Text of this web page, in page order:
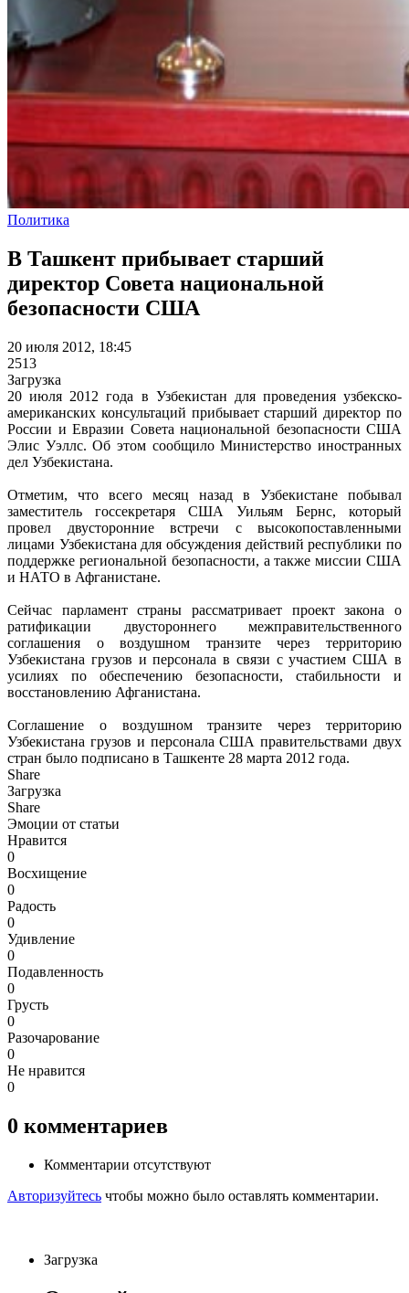
Политика
В Ташкент прибывает старший
директор Совета национальной
безопасности США
20 июля 2012, 18:45
2513
Загрузка
20 июля 2012 года в Узбекистан для проведения узбекско-
американских консультаций прибывает старший директор по
России и Евразии Совета национальной безопасности США
Элис Уэллс. Об этом сообщило Министерство иностранных
дел Узбекистана.
Отметим, что всего месяц назад в Узбекистане побывал
заместитель госсекретаря США Уильям Бернс, который
провел двусторонние встречи с высокопоставленными
лицами Узбекистана для обсуждения действий республики по
поддержке региональной безопасности, а также миссии США
и НАТО в Афганистане.
Сейчас парламент страны рассматривает проект закона о
ратификации двустороннего межправительственного
соглашения о воздушном транзите через территорию
Узбекистана грузов и персонала в связи с участием США в
усилиях по обеспечению безопасности, стабильности и
восстановлению Афганистана.
Соглашение о воздушном транзите через территорию
Узбекистана грузов и персонала США правительствами двух
стран было подписано в Ташкенте 28 марта 2012 года.
Share
Загрузка
Share
Эмоции от статьи
Нравится
0
Восхищение
0
Радость
0
Удивление
0
Подавленность
0
Грусть
0
Разочарование
0
Не нравится
0
0 комментариев
Комментарии отсутствуют
Авторизуйтесь чтобы можно было оставлять комментарии.
Загрузка